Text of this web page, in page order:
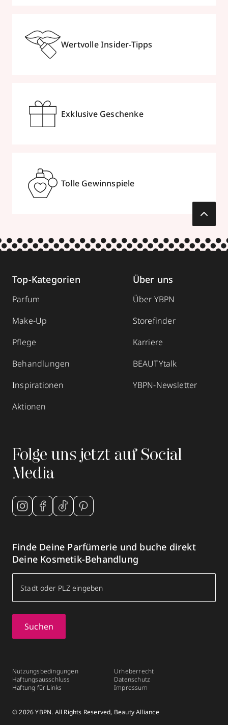
Wertvolle Insider-Tipps
Exklusive Geschenke
Tolle Gewinnspiele
Top-Kategorien
Parfum
Make-Up
Pflege
Behandlungen
Inspirationen
Aktionen
Über uns
Über YBPN
Storefinder
Karriere
BEAUTYtalk
YBPN-Newsletter
Folge uns jetzt auf Social
Media
Finde Deine Parfümerie und buche direkt
Deine Kosmetik-Behandlung
Suchen
Nutzungsbedingungen
Haftungsausschluss
Haftung für Links
Urheberrecht
Datenschutz
Impressum
© 2026 YBPN. All Rights Reserved, Beauty Alliance